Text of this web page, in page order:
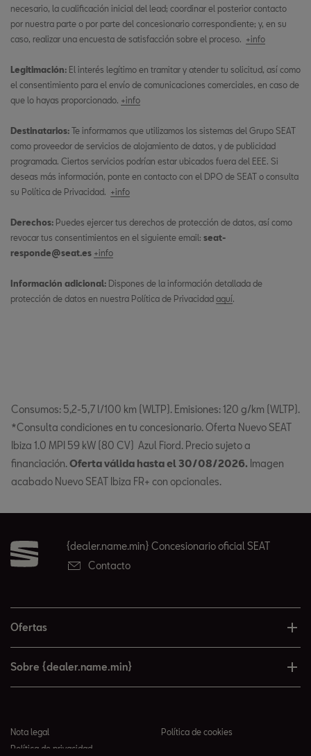
necesario, la cualificación inicial del lead; coordinar el posterior contacto
por nuestra parte o por parte del concesionario correspondiente; y, en su
caso, realizar una encuesta de satisfacción sobre el proceso. +info
Legitimación: El interés legítimo en tramitar y atender tu solicitud, así como
el consentimiento para el envío de comunicaciones comerciales, en caso de
que lo hayas proporcionado. +info
Destinatarios: Te informamos que utilizamos los sistemas del Grupo SEAT
como proveedor de servicios de alojamiento de datos, y de publicidad
programada. Ciertos servicios podrían estar ubicados fuera del EEE. Si
deseas más información, ponte en contacto con el DPO de SEAT o consulta
su Política de Privacidad. +info
Derechos: Puedes ejercer tus derechos de protección de datos, así como
revocar tus consentimientos en el siguiente email: seat-
responde@seat.es +info
Información adicional: Dispones de la información detallada de
protección de datos en nuestra Política de Privacidad aquí
Consumos: 5,2-5,7 l/100 km (WLTP). Emisiones: 120 g/km (WLTP).
*Consulta condiciones en tu concesionario. Oferta Nuevo SEAT
Ibiza 1.0 MPI 59 kW (80 CV) Azul Fiord. Precio sujeto a
financiación.Oferta válida hasta el 30/08/2026. Imagen
acabado Nuevo SEAT Ibiza FR+ con opcionales.
{dealer.name.min} Concesionario oficial SEAT
Contacto
Ofertas
Sobre {dealer.name.min}
Nota legal
Política de cookies
Política de privacidad